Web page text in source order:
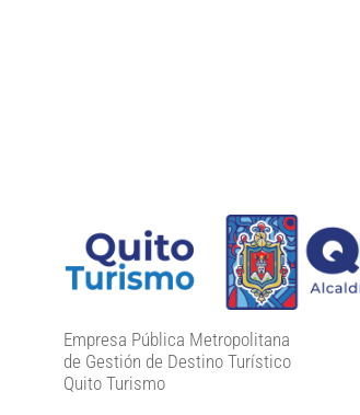
Empresa Pública Metropolitana
de Gestión de Destino Turístico
Quito Turismo